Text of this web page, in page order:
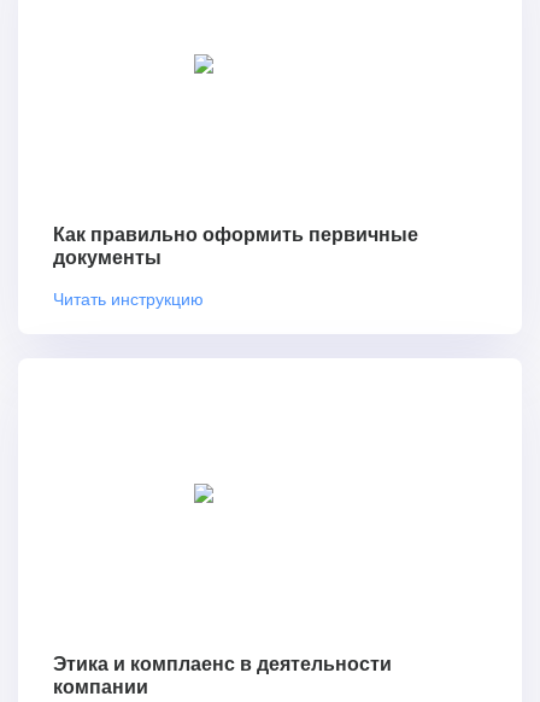
Как правильно оформить первичные
документы
Читать инструкцию
Этика и комплаенс в деятельности
компании